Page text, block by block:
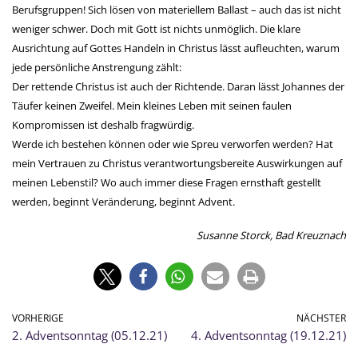
Berufsgruppen! Sich lösen von materiellem Ballast – auch das ist nicht
weniger schwer. Doch mit Gott ist nichts unmöglich. Die klare
Ausrichtung auf Gottes Handeln in Christus lässt aufleuchten, warum
jede persönliche Anstrengung zählt:
Der rettende Christus ist auch der Richtende. Daran lässt Johannes der
Täufer keinen Zweifel. Mein kleines Leben mit seinen faulen
Kompromissen ist deshalb fragwürdig.
Werde ich bestehen können oder wie Spreu verworfen werden? Hat
mein Vertrauen zu Christus verantwortungsbereite Auswirkungen auf
meinen Lebenstil? Wo auch immer diese Fragen ernsthaft gestellt
werden, beginnt Veränderung, beginnt Advent.
Susanne Storck, Bad Kreuznach
VORHERIGE
2. Adventsonntag (05.12.21)
NÄCHSTER
4. Adventsonntag (19.12.21)